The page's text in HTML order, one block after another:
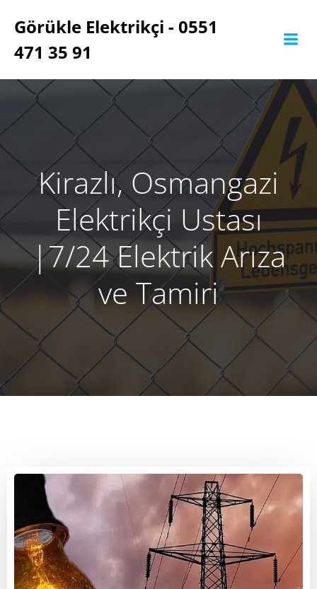
geç
Görükle Elektrikçi - 0551
471 35 91
Kirazlı, Osmangazi
Elektrikçi Ustası
‎|7/24 Elektrik Arıza
ve Tamiri